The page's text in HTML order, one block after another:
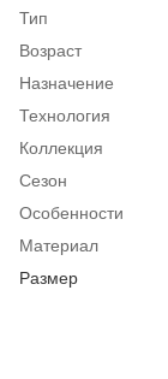
Тип
Возраст
Назначение
Технология
Коллекция
Сезон
Особенности
Материал
Размер